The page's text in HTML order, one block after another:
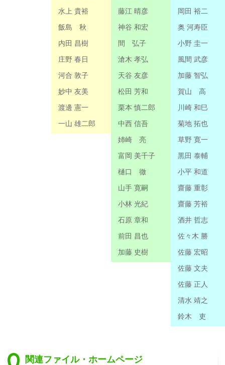
水上 貴裕
藤江 晴彦
岡田 裕二
飯島 秋
神谷 和宏
奥 河寿臣
内田 昌樹
間 弘子
小野 圭一
庄野 春日
滄木 孝弘
風間 武彦
河合 敦子
天谷 友彦
加藤 智弘
妙中 友美
松田 芳和
賀山 高
渡邊 憲一
栗本 慎二郎
川崎 和巳
一山 雄二郎
中西 信吾
菊地 拓也
姉崎 亮
草野 寛一
富岡 美千子
黒田 泰輔
樋口 徹
小平 和道
山手 寛嗣
齋藤 重彰
小林 光紀
齋藤 芳裕
石原 章和
酒井 哲志
前田 昌也
佐々木 勝
加藤 史樹
佐藤 宏昭
佐藤 文夫
佐藤 正人
清水 靖之
鈴木 吏
関連ファイル・ホームページ